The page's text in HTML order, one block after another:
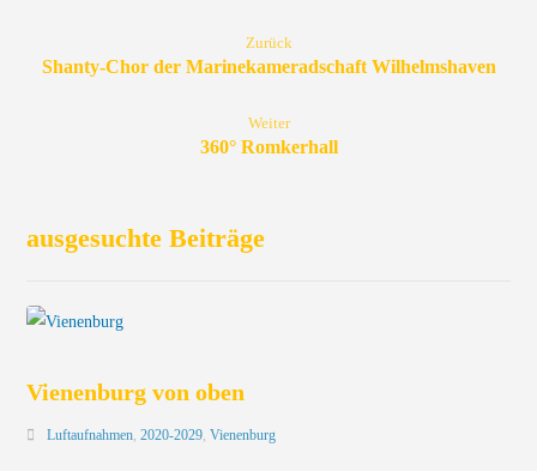
Zurück
Shanty-Chor der Marinekameradschaft Wilhelmshaven
Weiter
360° Romkerhall
ausgesuchte Beiträge
Vienenburg von oben
Luftaufnahmen,2020-2029,Vienenburg